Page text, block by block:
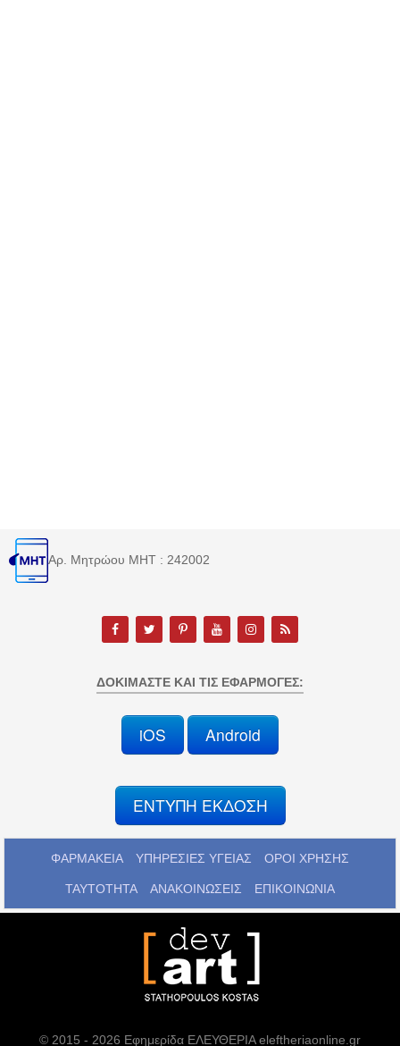
Αρ. Μητρώου MHT : 242002
ΔΟΚΙΜΆΣΤΕ ΚΑΙ ΤΙΣ ΕΦΑΡΜΟΓΈΣ:
iOS Android
ΕΝΤΥΠΗ ΕΚΔΟΣΗ
ΦΑΡΜΑΚΕΙΑ ΥΠΗΡΕΣΙΕΣ ΥΓΕΙΑΣ ΟΡΟΙ ΧΡΗΣΗΣ
ΤΑΥΤΟΤΗΤΑ ΑΝΑΚΟΙΝΩΣΕΙΣ ΕΠΙΚΟΙΝΩΝΙΑ
© 2015 - 2026 Εφημερίδα ΕΛΕΥΘΕΡΙΑ eleftheriaonline.gr